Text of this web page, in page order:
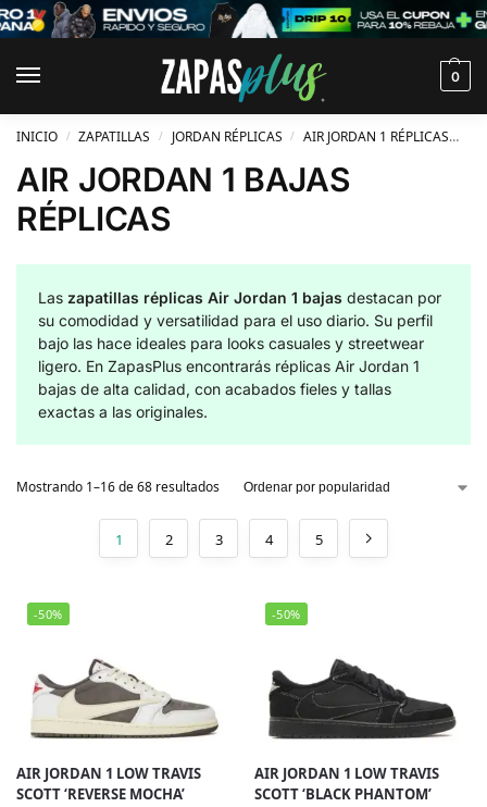
0
INICIO / ZAPATILLAS / JORDAN RÉPLICAS / AIR JORDAN 1 RÉPLICAS
AIR JORDAN 1 BAJAS
RÉPLICAS
Las zapatillas réplicas Air Jordan 1 bajas destacan por
su comodidad y versatilidad para el uso diario. Su perfil
bajo las hace ideales para looks casuales y streetwear
ligero. En ZapasPlus encontrarás réplicas Air Jordan 1
bajas de alta calidad, con acabados fieles y tallas
exactas a las originales.
Mostrando 1–16 de 68 resultados
1 2 3 4 5
-50%
AIR JORDAN 1 LOW TRAVIS
SCOTT ‘REVERSE MOCHA’
-50%
AIR JORDAN 1 LOW TRAVIS
SCOTT ‘BLACK PHANTOM’